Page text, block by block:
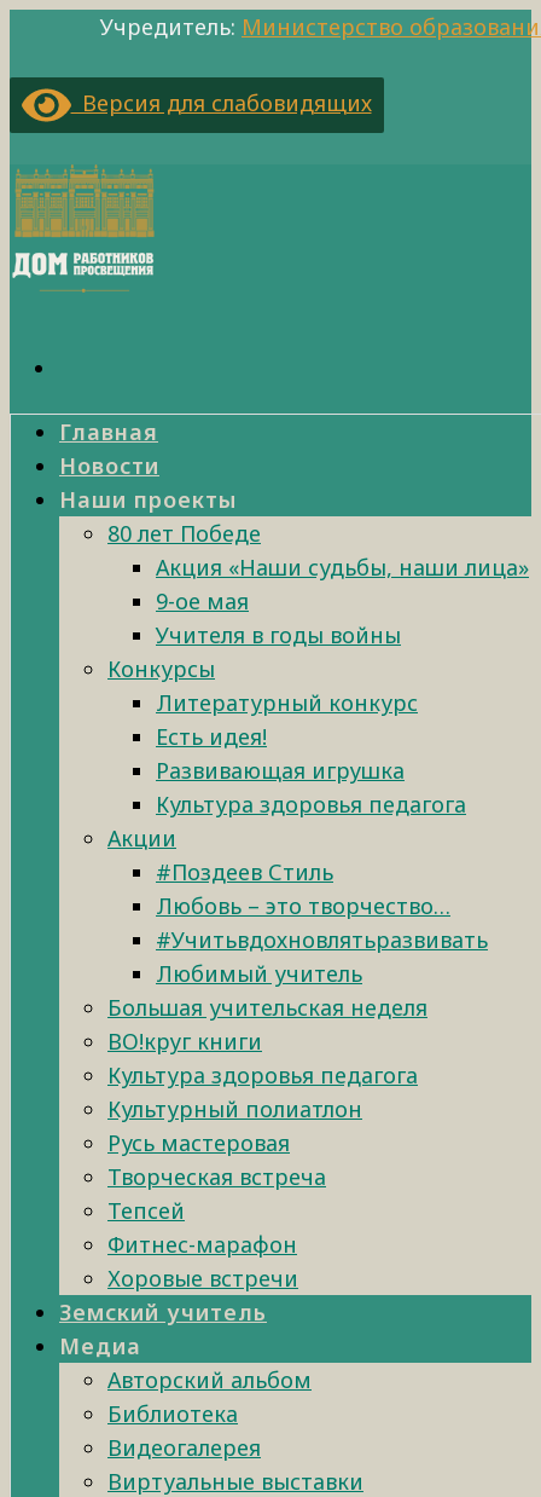
Учредитель: Министерство
Версия для слабовидящих
Главная
Новости
Наши проекты
80 лет Победе
Акция «Наши судьбы, наши лица»
9-ое мая
Учителя в годы войны
Конкурсы
Литературный конкурс
Есть идея!
Развивающая игрушка
Культура здоровья педагога
Акции
#Поздеев Стиль
Любовь – это творчество…
#Учитьвдохновлятьразвивать
Любимый учитель
Большая учительская неделя
ВО!круг книги
Культура здоровья педагога
Культурный полиатлон
Русь мастеровая
Творческая встреча
Тепсей
Фитнес-марафон
Хоровые встречи
Земский учитель
Медиа
Авторский альбом
Библиотека
Видеогалерея
Виртуальные выставки